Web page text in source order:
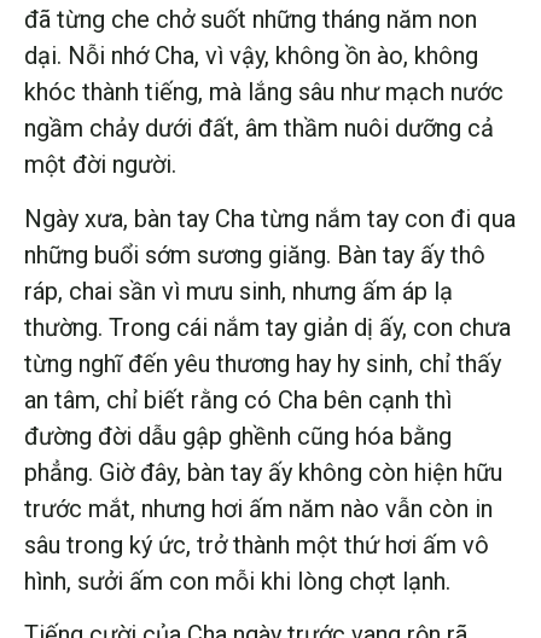
đã từng che chở suốt những tháng năm non
dại. Nỗi nhớ Cha, vì vậy, không ồn ào, không
khóc thành tiếng, mà lắng sâu như mạch nước
ngầm chảy dưới đất, âm thầm nuôi dưỡng cả
một đời người.
Ngày xưa, bàn tay Cha từng nắm tay con đi qua
những buổi sớm sương giăng. Bàn tay ấy thô
ráp, chai sần vì mưu sinh, nhưng ấm áp lạ
thường. Trong cái nắm tay giản dị ấy, con chưa
từng nghĩ đến yêu thương hay hy sinh, chỉ thấy
an tâm, chỉ biết rằng có Cha bên cạnh thì
đường đời dẫu gập ghềnh cũng hóa bằng
phẳng. Giờ đây, bàn tay ấy không còn hiện hữu
trước mắt, nhưng hơi ấm năm nào vẫn còn in
sâu trong ký ức, trở thành một thứ hơi ấm vô
hình, sưởi ấm con mỗi khi lòng chợt lạnh.